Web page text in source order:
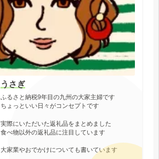
うさぎ
ふるさと納税9年目の九州の大家主婦です
ちょっといい日々がコンセプトです
実際にいただいた返礼品をまとめました
食べ物以外の返礼品に注目しています
大家業やおでかけについても書いています